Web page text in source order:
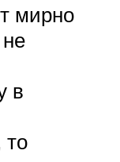
мирно
в
то